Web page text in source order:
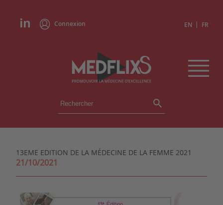
Connexion EN | FR
ÉVÉNEMENTS
INSTITUTIONS
EXPERTS
REVUES DE PRESSE
13EME EDITION DE LA MÉDECINE DE LA FEMME 2021
21/10/2021